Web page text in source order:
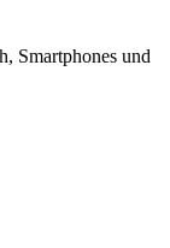
Smartphones und